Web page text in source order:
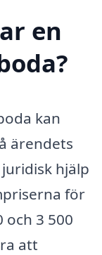
en
kan
ärendets
hjälp
för
och 3 500
att